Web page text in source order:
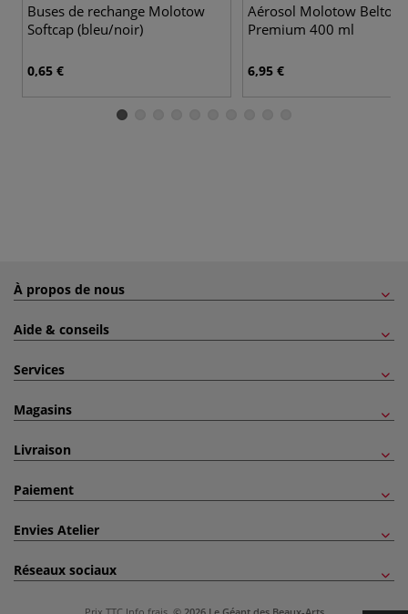
Buses de rechange Molotow
Softcap (bleu/noir)
0,65 €
Aérosol Molotow Belton
Premium 400 ml
6,95 €
À propos de nous
Aide & conseils
Services
Magasins
Livraison
Paiement
Envies Atelier
Réseaux sociaux